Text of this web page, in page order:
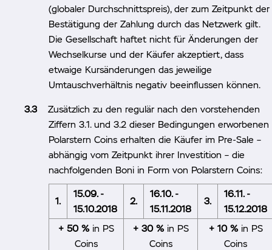
(globaler Durchschnittspreis), der zum Zeitpunkt der
Bestätigung der Zahlung durch das Netzwerk gilt.
Die Gesellschaft haftet nicht für Änderungen der
Wechselkurse und der Käufer akzeptiert, dass
etwaige Kursänderungen das jeweilige
Umtauschverhältnis negativ beeinflussen können.
Zusätzlich zu den regulär nach den vorstehenden
Ziffern 3.1. und 3.2 dieser Bedingungen erworbenen
Polarstern Coins erhalten die Käufer im Pre-Sale –
abhängig vom Zeitpunkt ihrer Investition – die
nachfolgenden Boni in Form von Polarstern Coins:
1.
15.09. -
15.10.2018
2.
16.10. -
15.11.2018
3.
16.11. -
15.12.2018
+ 50 % in PS
Coins
+ 30 % in PS
Coins
+ 10 % in PS
Coins